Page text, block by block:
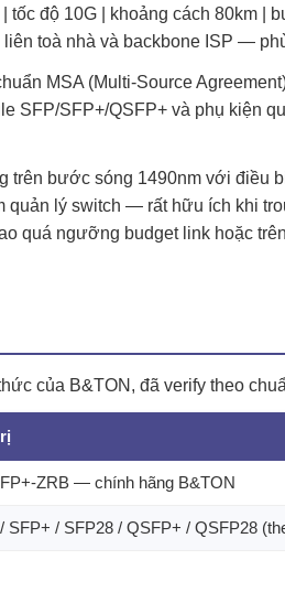
| tốc độ 10G | khoảng cách 80km |
toà nhà và backbone ISP —
MSA (Multi-Source
SFP/SFP+/QSFP+ và phụ kiện
trên bước sóng 1490nm với điều
quản lý switch — rất hữu ích khi
quá ngưỡng budget link hoặc
của B&TON, đã verify theo
ZRB — chính hãng B&TON
SFP+ / SFP28 / QSFP+ / QSFP28